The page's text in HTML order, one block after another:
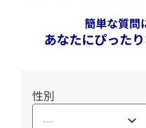
簡単な質問
あなたにぴった
性別
---